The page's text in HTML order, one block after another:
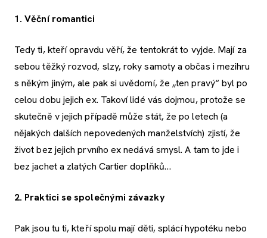
1. Věční romantici
Tedy ti, kteří opravdu věří, že tentokrát to vyjde. Mají za
sebou těžký rozvod, slzy, roky samoty a občas i mezihru
s někým jiným, ale pak si uvědomí, že „ten pravý“ byl po
celou dobu jejich ex. Takoví lidé vás dojmou, protože se
skutečně v jejich případě může stát, že po letech (a
nějakých dalších nepovedených manželstvích) zjistí, že
život bez jejich prvního ex nedává smysl. A tam to jde i
bez jachet a zlatých Cartier doplňků…
2. Praktici se společnými závazky
Pak jsou tu ti, kteří spolu mají děti, splácí hypotéku nebo